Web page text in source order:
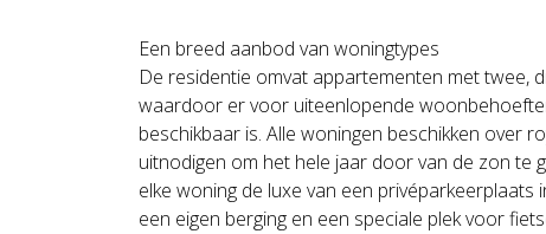
Een breed aanbod van woningtypes
De residentie omvat appartementen met twee,
waardoor er voor uiteenlopende
beschikbaar is. Alle woningen beschikken over
uitnodigen om het hele jaar door van de zon te
elke woning de luxe van een privéparkeerplaats
een eigen berging en een speciale plek voor